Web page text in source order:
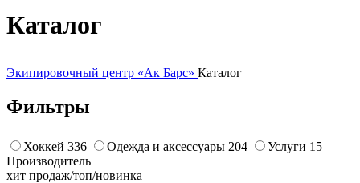
Каталог
Экипировочный центр «Ак Барс» Каталог
Фильтры
Хоккей 336 Одежда и аксессуары 204 Услуги 15
Производитель
хит продаж/топ/новинка